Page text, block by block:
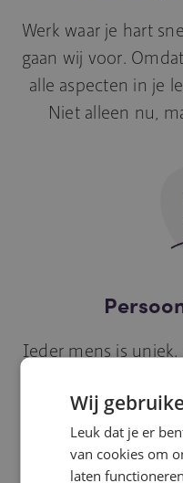
Werk waar je hart
gaan wij voor.
alle aspecten in je
Niet alleen nu,
Ieder mens is
Wij
Leuk dat je er
van cookies om
laten